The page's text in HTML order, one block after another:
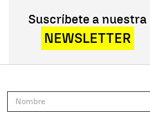
Suscríbete a nuestra
NEWSLETTER